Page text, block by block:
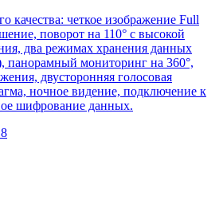
качества: четкое изображение Full
поворот на 110° с высокой
два режимах хранения данных
панорамный мониторинг на 360°,
двусторонняя голосовая
ночное видение, подключение к
шифрование данных.